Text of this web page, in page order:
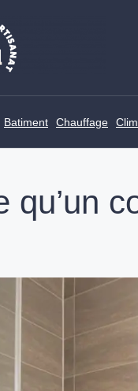
Batiment Chauffage
qu’un